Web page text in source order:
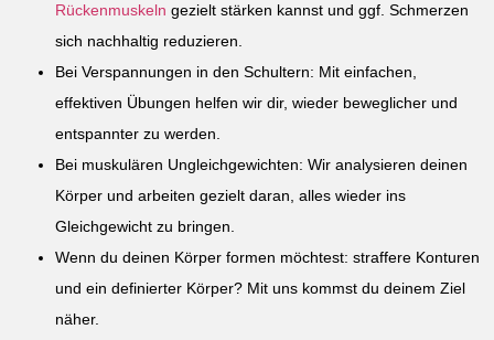
Rückenmuskeln gezielt stärken kannst und ggf. Schmerzen
sich nachhaltig reduzieren.
Bei Verspannungen in den Schultern: Mit einfachen,
effektiven Übungen helfen wir dir, wieder beweglicher und
entspannter zu werden.
Bei muskulären Ungleichgewichten: Wir analysieren deinen
Körper und arbeiten gezielt daran, alles wieder ins
Gleichgewicht zu bringen.
Wenn du deinen Körper formen möchtest: straffere Konturen
und ein definierter Körper? Mit uns kommst du deinem Ziel
näher.